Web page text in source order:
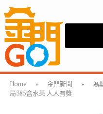
Home » 金門新聞 »
為
局385盒水果 人人有獎